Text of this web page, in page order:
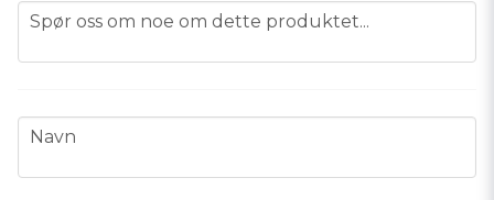
question
Spør oss om noe om dette produktet...
name
Navn